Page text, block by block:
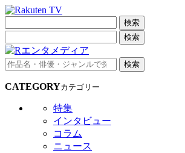
検索
検索
検索
CATEGORYカテゴリー
特集
インタビュー
コラム
ニュース